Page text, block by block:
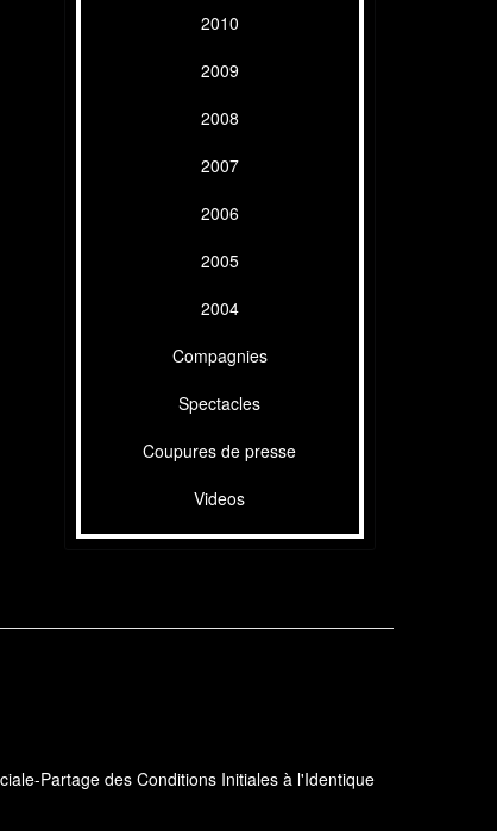
2010
2009
2008
2007
2006
2005
2004
Compagnies
Spectacles
Coupures de presse
Videos
Partage des Conditions Initiales à l'Identique